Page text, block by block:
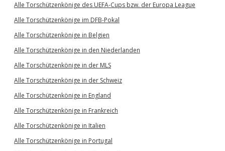
Alle Torschützenkönige des UEFA-Cups bzw. der Europa League
Alle Torschützenkönige im DFB-Pokal
Alle Torschützenkönige in Belgien
Alle Torschützenkönige in den Niederlanden
Alle Torschützenkönige in der MLS
Alle Torschützenkönige in der Schweiz
Alle Torschützenkönige in England
Alle Torschützenkönige in Frankreich
Alle Torschützenkönige in Italien
Alle Torschützenkönige in Portugal